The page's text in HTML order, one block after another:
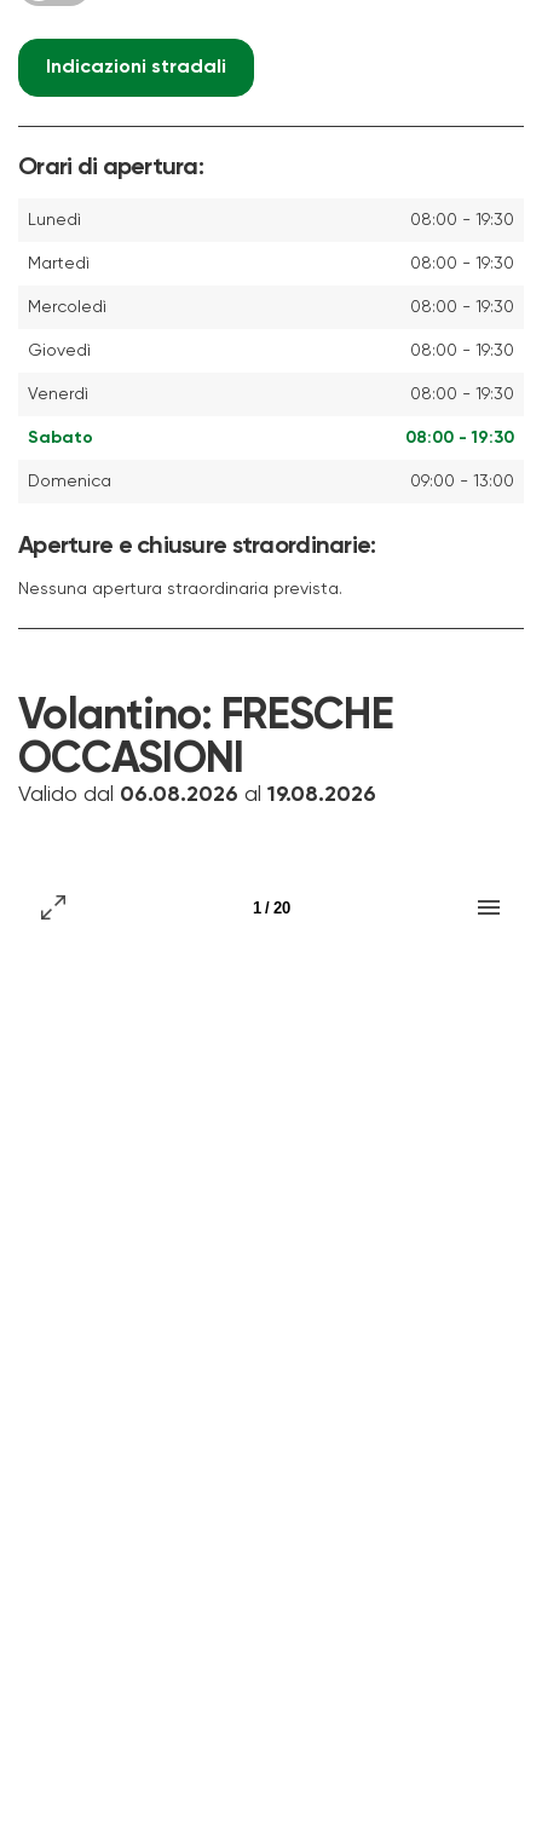
Indicazioni stradali
Orari di apertura:
Lunedì 08:00 - 19:30
Martedì 08:00 - 19:30
Mercoledì 08:00 - 19:30
Giovedì 08:00 - 19:30
Venerdì 08:00 - 19:30
Sabato 08:00 - 19:30
Domenica 09:00 - 13:00
Aperture e chiusure straordinarie:
Nessuna apertura straordinaria prevista.
Volantino: FRESCHE
OCCASIONI
Valido dal 06.08.2026 al 19.08.2026